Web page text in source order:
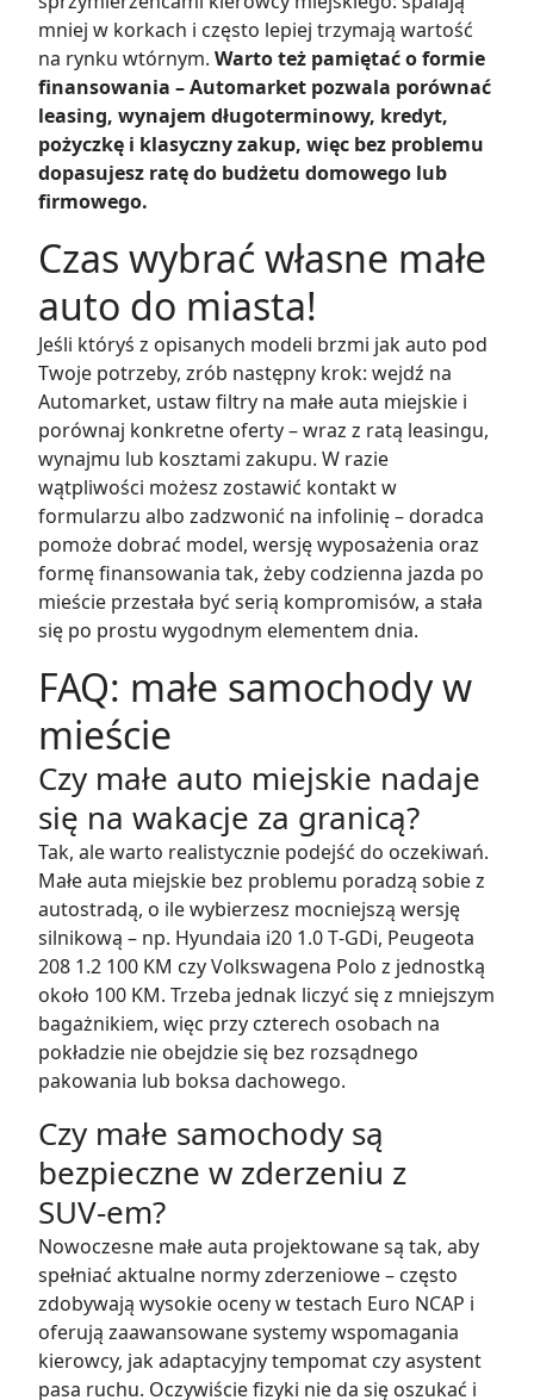
mniej w korkach i często lepiej trzymają wartość
na rynku wtórnym. Warto też pamiętać o formie
finansowania – Automarket pozwala porównać
leasing, wynajem długoterminowy, kredyt,
pożyczkę i klasyczny zakup, więc bez problemu
dopasujesz ratę do budżetu domowego lub
firmowego.
Czas wybrać własne małe
auto do miasta!
Jeśli któryś z opisanych modeli brzmi jak auto pod
Twoje potrzeby, zrób następny krok: wejdź na
Automarket, ustaw filtry na małe auta miejskie i
porównaj konkretne oferty – wraz z ratą leasingu,
wynajmu lub kosztami zakupu. W razie
wątpliwości możesz zostawić kontakt w
formularzu albo zadzwonić na infolinię – doradca
pomoże dobrać model, wersję wyposażenia oraz
formę finansowania tak, żeby codzienna jazda po
mieście przestała być serią kompromisów, a stała
się po prostu wygodnym elementem dnia.
FAQ: małe samochody w
mieście
Czy małe auto miejskie nadaje
się na wakacje za granicą?
Tak, ale warto realistycznie podejść do oczekiwań.
Małe auta miejskie bez problemu poradzą sobie z
autostradą, o ile wybierzesz mocniejszą wersję
silnikową – np. Hyundaia i20 1.0 T‑GDi, Peugeota
208 1.2 100 KM czy Volkswagena Polo z jednostką
około 100 KM. Trzeba jednak liczyć się z mniejszym
bagażnikiem, więc przy czterech osobach na
pokładzie nie obejdzie się bez rozsądnego
pakowania lub boksa dachowego.
Czy małe samochody są
bezpieczne w zderzeniu z
SUV‑em?
Nowoczesne małe auta projektowane są tak, aby
spełniać aktualne normy zderzeniowe – często
zdobywają wysokie oceny w testach Euro NCAP i
oferują zaawansowane systemy wspomagania
kierowcy, jak adaptacyjny tempomat czy asystent
pasa ruchu. Oczywiście fizyki nie da się oszukać i